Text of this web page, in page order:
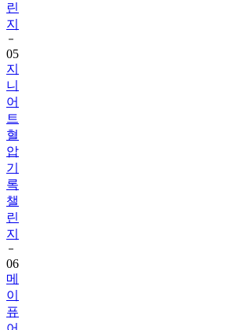
린
지
05
지
니
어
트
혈
압
기
록
챌
린
지
06
메
이
퓨